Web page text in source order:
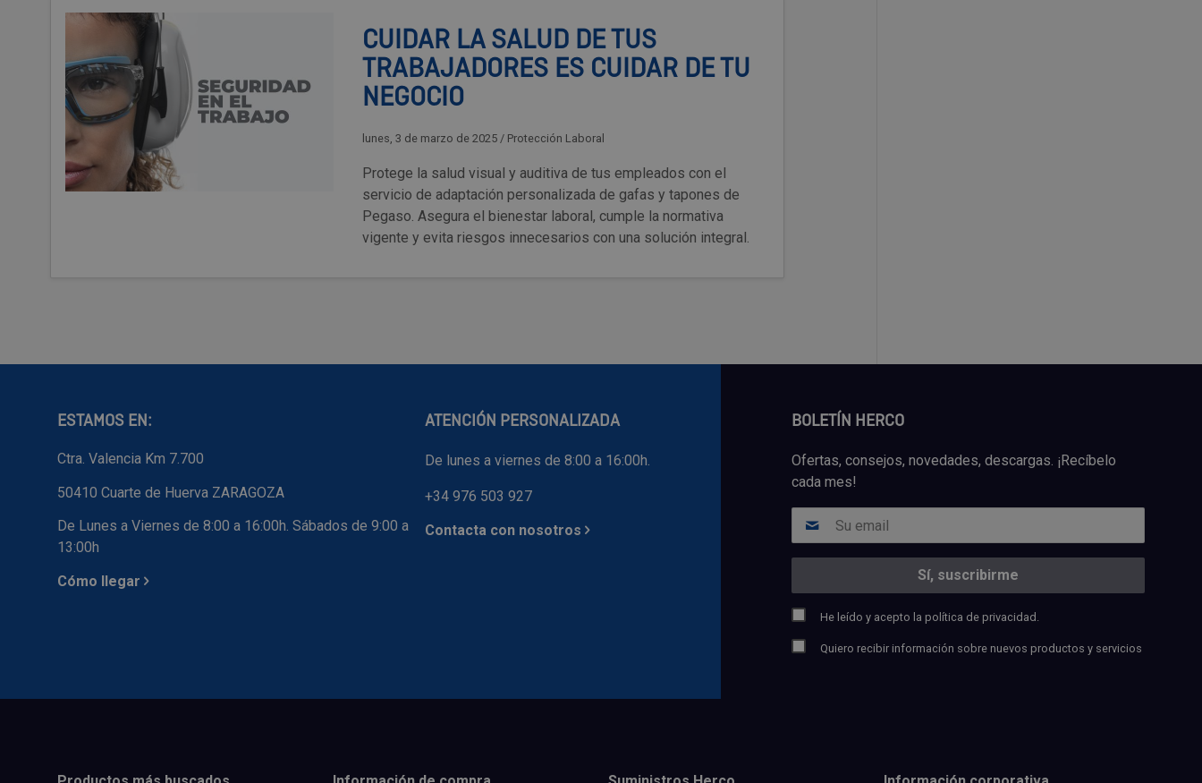
CUIDAR LA SALUD DE TUS
TRABAJADORES ES CUIDAR DE TU
NEGOCIO
lunes, 3 de marzo de 2025 / Protección Laboral
Protege la salud visual y auditiva de tus empleados con el
servicio de adaptación personalizada de gafas y tapones de
Pegaso. Asegura el bienestar laboral, cumple la normativa
vigente y evita riesgos innecesarios con una solución integral.
ESTAMOS EN:
Ctra. Valencia Km 7.700
50410 Cuarte de Huerva ZARAGOZA
De Lunes a Viernes de 8:00 a 16:00h. Sábados de 9:00 a
13:00h
Cómo llegar
ATENCIÓN PERSONALIZADA
De lunes a viernes de 8:00 a 16:00h.
+34 976 503 927
Contacta con nosotros
BOLETÍN HERCO
Ofertas, consejos, novedades, descargas. ¡Recíbelo
cada mes!
He leído y acepto la política de privacidad.
Quiero recibir información sobre nuevos productos y servicios